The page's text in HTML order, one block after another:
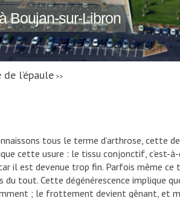
Boujan-sur-Libron
l’épaule >>
tous le terme d’arthrose, cette
cette usure : le tissu conjonctif, c’est-
il est devenue trop fin. Parfois même ce
du tout. Cette dégénérescence implique
; le frottement devient gênant, et